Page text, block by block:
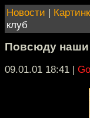
Новости |
клуб
Повсюду
09.01.01 18:41 |